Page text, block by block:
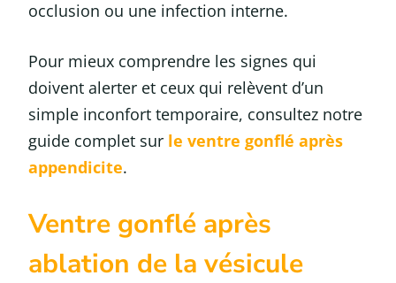
occlusion ou une infection interne.
Pour mieux comprendre les signes qui
doivent alerter et ceux qui relèvent d’un
simple inconfort temporaire, consultez notre
guide complet sur le ventre gonflé après
appendicite.
Ventre gonflé après
ablation de la vésicule